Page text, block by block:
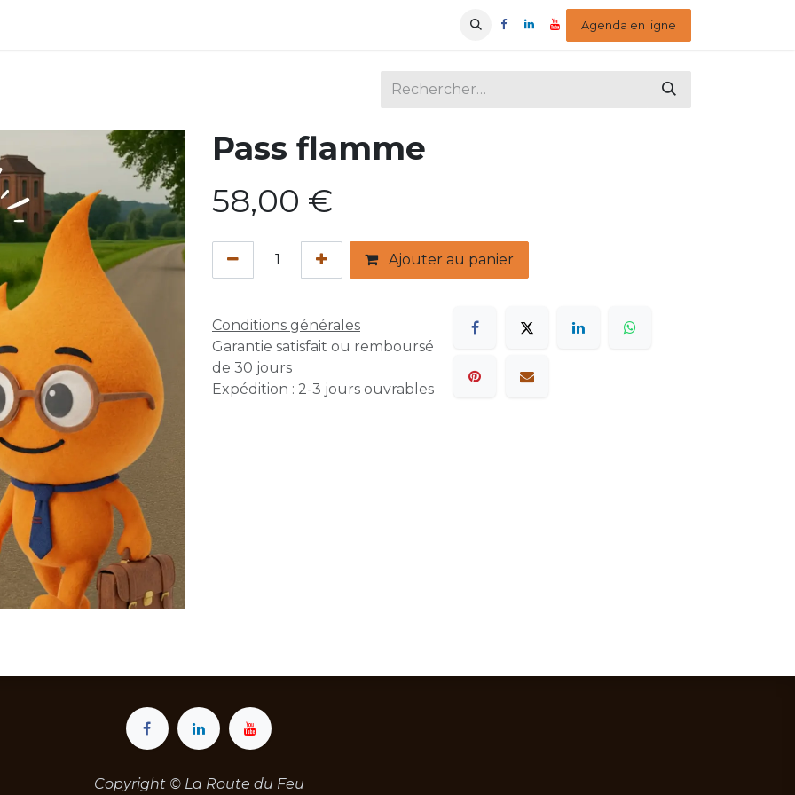
Agenda en ligne​
Pass flamme
58,00 €
Ajouter au panier
Conditions générales
Garantie satisfait ou remboursé
de 30 jours
Expédition : 2-3 jours ouvrables
Copyright © La Route du Feu